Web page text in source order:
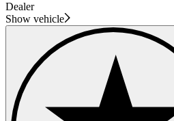
Dealer
Show vehicle